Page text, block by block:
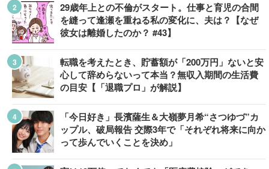
29歳年上との不倫がスタート。仕事と育児の合間
を縫って逢瀬を重ねる私の変化に、夫は？【なぜ
彼女は離婚したのか？ #43】
転職を考えたとき、貯蓄額が「200万円」ないと安
心して辞めらないって本当？無収入期間の生活費
の目安【「退職プロ」が解説】
「今日好き」長濱薩生＆大嶺夢月希“さつゆづ”カ
ップル、破局報告 交際3年で「それぞれ将来に向か
って歩んでいくことを決め」